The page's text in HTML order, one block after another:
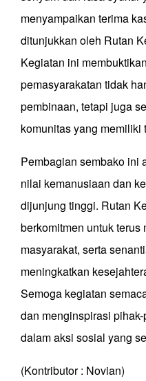
menyampaikan terima
ditunjukkan oleh Rutan
Kegiatan ini
pemasyarakatan tidak
pembinaan, tetapi juga
komunitas yang
Pembagian sembako ini
nilai kemanusiaan dan
dijunjung tinggi. Rutan
berkomitmen untuk
masyarakat, serta
meningkatkan
Semoga kegiatan
dan menginspirasi
dalam aksi sosial yang
(Kontributor : Novian)